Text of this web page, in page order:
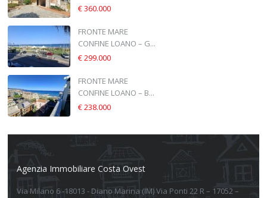
€ 360.000
FRONTE MARE
CONFINE LOANO – G...
€ 299.000
FRONTE MARE
CONFINE LOANO – B...
€ 238.000
Agenzia Immobiliare Costa Ovest
Via Milano 6 -18013 - Diano Marina (IM) Via Ponti 22 R – 17052 –